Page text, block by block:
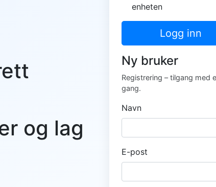
og lag
enheten
Logg inn
Ny bruker
Registrering – tilgang med
gang.
Navn
E-post